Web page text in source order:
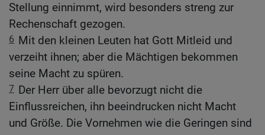
Stellung einnimmt, wird besonders streng zur
Rechenschaft gezogen.
6 Mit den kleinen Leuten hat Gott Mitleid und
verzeiht ihnen; aber die Mächtigen bekommen
seine Macht zu spüren.
7 Der Herr über alle bevorzugt nicht die
Einflussreichen, ihn beeindrucken nicht Macht
und Größe. Die Vornehmen wie die Geringen sind